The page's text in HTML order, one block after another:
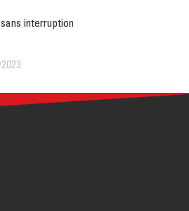
interruption